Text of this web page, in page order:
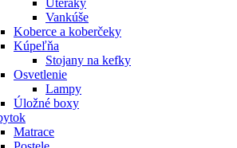
Vankúše
Koberce a koberčeky
Kúpeľňa
Stojany na kefky
Osvetlenie
Lampy
Úložné boxy
Matrace